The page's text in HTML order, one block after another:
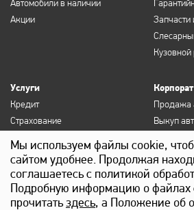
Автомобили в наличии
Акции
Запчасти
Кузовной
Услуги
Кредит
Страхование
КАСКО
Выкуп
Детейлинг
Продажа
Выкуп
Лизинг
Мы используем файлы cookie,
сайтом удобнее. Продолжая
соглашаетесь с политикой
Подробную информацию о
прочитатьздесь, а Положение об